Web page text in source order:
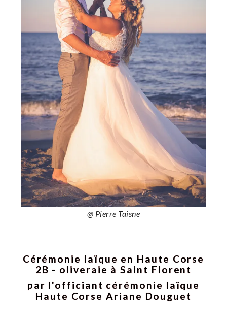
@ Pierre Taisne
Cérémonie laïque en Haute Corse
2B - oliveraie à Saint Florent
par l'officiant cérémonie laïque
Haute Corse Ariane Douguet